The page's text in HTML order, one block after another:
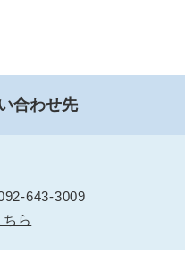
合わせ先
643-3009
ら